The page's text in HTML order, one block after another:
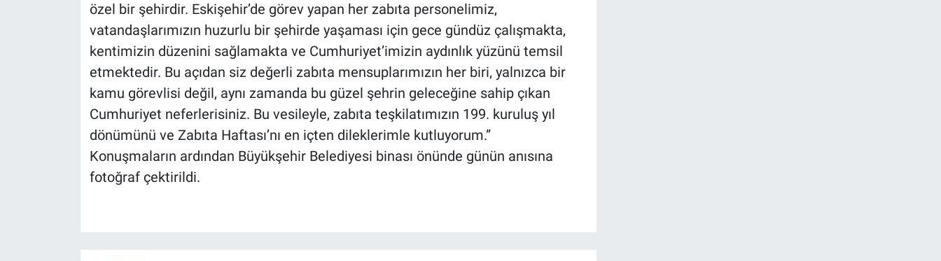
özel bir şehirdir. Eskişehir’de görev yapan her zabıta personelimiz,
vatandaşlarımızın huzurlu bir şehirde yaşaması için gece gündüz çalışmakta,
kentimizin düzenini sağlamakta ve Cumhuriyet’imizin aydınlık yüzünü temsil
etmektedir. Bu açıdan siz değerli zabıta mensuplarımızın her biri, yalnızca bir
kamu görevlisi değil, aynı zamanda bu güzel şehrin geleceğine sahip çıkan
Cumhuriyet neferlerisiniz. Bu vesileyle, zabıta teşkilatımızın 199. kuruluş yıl
dönümünü ve Zabıta Haftası’nı en içten dileklerimle kutluyorum.”
Konuşmaların ardından Büyükşehir Belediyesi binası önünde günün anısına
fotoğraf çektirildi.